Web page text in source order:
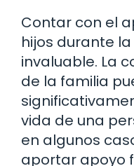
Contar con el
hijos durante
invaluable. La
de la familia
vida de una
en algunos
aportar apoyo